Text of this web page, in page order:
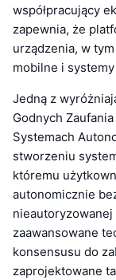
współpracujący
zapewnia, że
urządzenia, w
mobilne i systemy
Jedną z
Godnych
Systemach
stworzeniu
któremu
autonomicznie
zaawansowane
konsensusu do
zaprojektowane